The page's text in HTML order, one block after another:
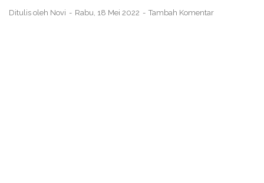
Ditulis oleh Novi Rabu, 18 Mei 2022 Tambah Komentar